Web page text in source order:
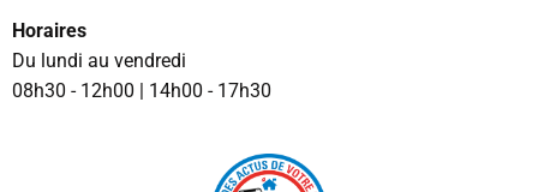
Horaires
Du lundi au vendredi
08h30 - 12h00 | 14h00 - 17h30